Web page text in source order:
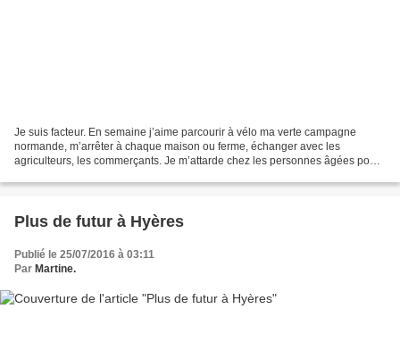
Je suis facteur. En semaine j’aime parcourir à vélo ma verte campagne
normande, m’arrêter à chaque maison ou ferme, échanger avec les
agriculteurs, les commerçants. Je m’attarde chez les personnes âgées pour
Plus de futur à Hyères
Publié le 25/07/2016 à 03:11
Par Martine.